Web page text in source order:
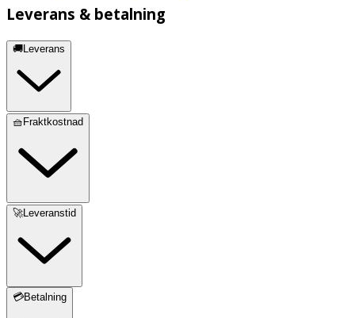
Leverans & betalning
🚚Leverans
🧺Fraktkostnad
🚀Leveranstid
💳Betalning